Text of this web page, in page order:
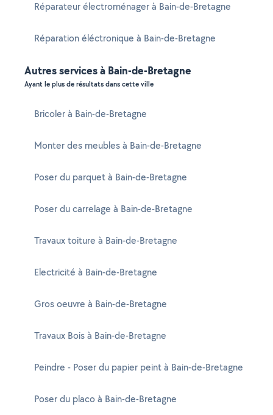
Réparateur électroménager à Bain-de-Bretagne
Réparation éléctronique à Bain-de-Bretagne
Autres services à Bain-de-Bretagne
Ayant le plus de résultats dans cette ville
Bricoler à Bain-de-Bretagne
Monter des meubles à Bain-de-Bretagne
Poser du parquet à Bain-de-Bretagne
Poser du carrelage à Bain-de-Bretagne
Travaux toiture à Bain-de-Bretagne
Electricité à Bain-de-Bretagne
Gros oeuvre à Bain-de-Bretagne
Travaux Bois à Bain-de-Bretagne
Peindre - Poser du papier peint à Bain-de-Bretagne
Poser du placo à Bain-de-Bretagne